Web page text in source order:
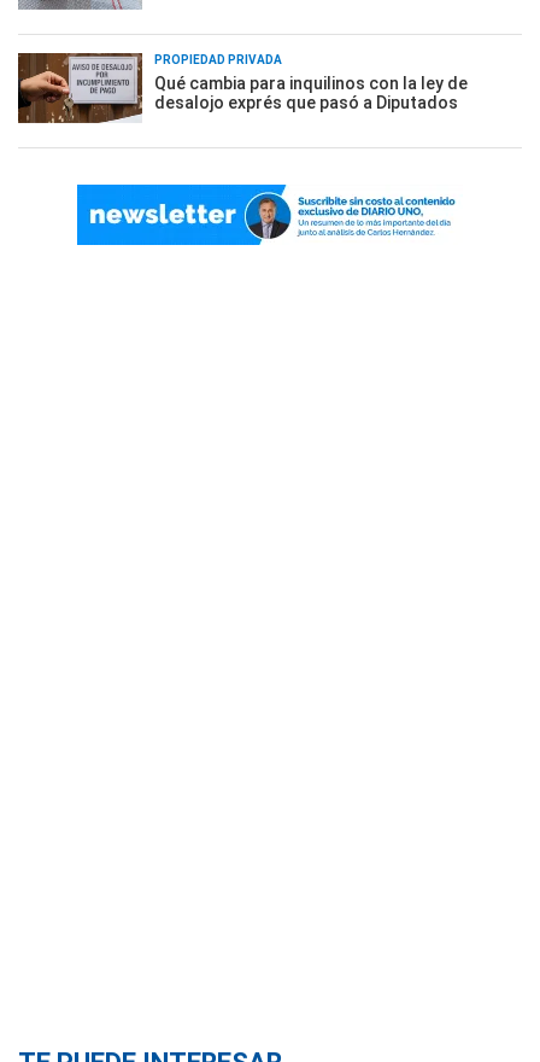
PROPIEDAD PRIVADA
Qué cambia para inquilinos con la ley de
desalojo exprés que pasó a Diputados